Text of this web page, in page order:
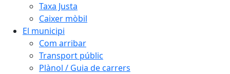
Taxa Justa
Caixer mòbil
El municipi
Com arribar
Transport públic
Plànol / Guia de carrers